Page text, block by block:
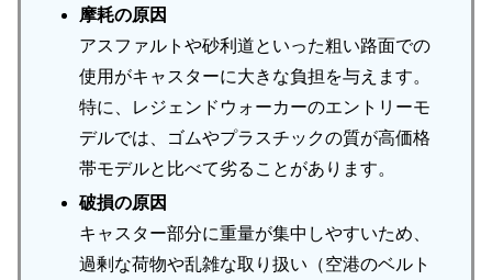
摩耗の原因
アスファルトや砂利道といった粗い路面での
使用がキャスターに大きな負担を与えます。
特に、レジェンドウォーカーのエントリーモ
デルでは、ゴムやプラスチックの質が高価格
帯モデルと比べて劣ることがあります。
破損の原因
キャスター部分に重量が集中しやすいため、
過剰な荷物や乱雑な取り扱い（空港のベルト